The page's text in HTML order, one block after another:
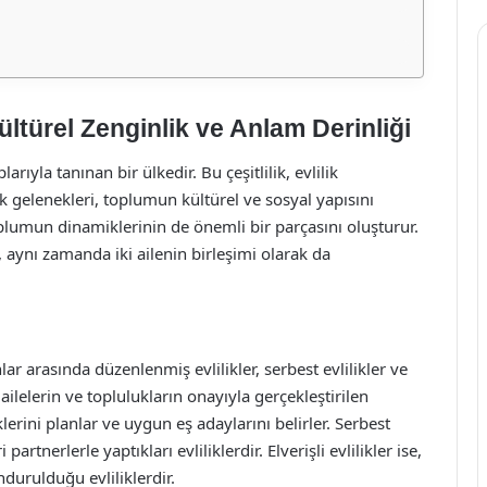
Zenginlik ve Anlam Derinliği
tanınan bir ülkedir. Bu çeşitlilik, evlilik
gelenekleri, toplumun kültürel ve sosyal yapısını
dinamiklerinin de önemli bir parçasını oluşturur.
zamanda iki ailenin birleşimi olarak da
arasında düzenlenmiş evlilikler, serbest evlilikler ve
ve toplulukların onayıyla gerçekleştirilen
planlar ve uygun eş adaylarını belirler. Serbest
yaptıkları evliliklerdir. Elverişli evlilikler ise,
evliliklerdir.